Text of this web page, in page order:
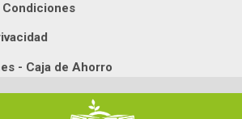
- Caja de Ahorro